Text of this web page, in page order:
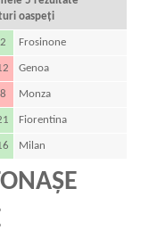
oaspeți
Frosinone
Genoa
Monza
Fiorentina
Milan